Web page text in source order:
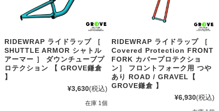
RIDEWRAP ライドラップ ［
SHUTTLE ARMOR シャトル
アーマー ］ ダウンチューブプ
ロテクション 【 GROVE鎌倉
】
¥3,630(税込)
在庫 1個
RIDEWRAP ライドラップ ［
Covered Protection FRONT
FORK カバープロテクショ
ン］ フロントフォーク用 つや
あり ROAD / GRAVEL【
GROVE鎌倉 】
¥6,930(税込)